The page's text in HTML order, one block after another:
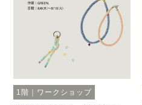
1階｜ワークショップ